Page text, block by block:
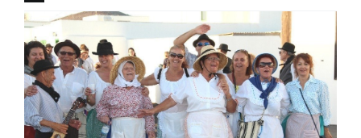
AYUNTAMIENTO
TURISMO
CONTACTO